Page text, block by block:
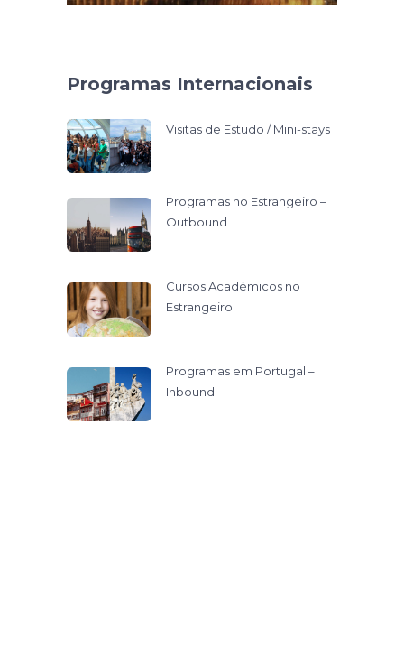
Programas Internacionais
Visitas de Estudo / Mini-stays
Programas no Estrangeiro –
Outbound
Cursos Académicos no
Estrangeiro
Programas em Portugal –
Inbound